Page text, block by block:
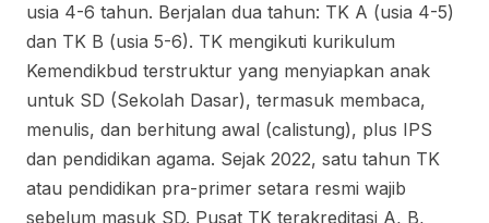
usia 4-6 tahun. Berjalan dua tahun: TK A (usia 4-5)
dan TK B (usia 5-6). TK mengikuti kurikulum
Kemendikbud terstruktur yang menyiapkan anak
untuk SD (Sekolah Dasar), termasuk membaca,
menulis, dan berhitung awal (calistung), plus IPS
dan pendidikan agama. Sejak 2022, satu tahun TK
atau pendidikan pra-primer setara resmi wajib
sebelum masuk SD. Pusat TK terakreditasi A, B,